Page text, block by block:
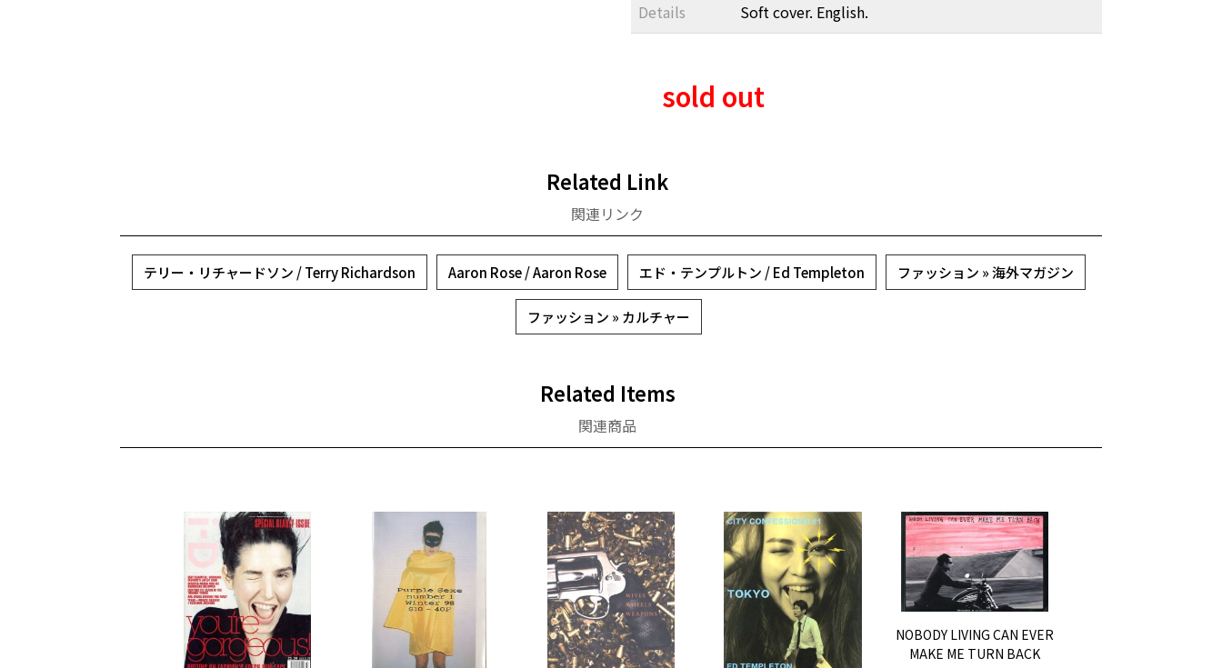
Details
Soft cover. English.
sold out
Related Link
関連リンク
テリー・リチャードソン / Terry Richardson Aaron Rose / Aaron Rose エド・テンプルトン / Ed Templeton ファッション » 海外マガジン
ファッション » カルチャー
Related Items
関連商品
NOBODY LIVING CAN EVER
MAKE ME TURN BACK